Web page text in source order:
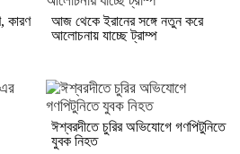
কারণ
আজ থেকে ইরানের সঙ্গে নতুন করে
আলোচনায় যাচ্ছে ট্রাম্প
ঈশ্বরদীতে চুরির অভিযোগে গণপিটুনিতে
যুবক নিহত